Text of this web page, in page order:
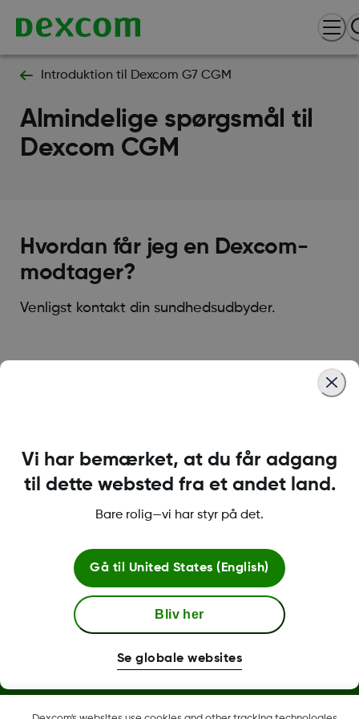
Introduktion til Dexcom G7 CGM
Almindelige spørgsmål til
Dexcom CGM
Hvordan får jeg en Dexcom-
modtager?
Venligst kontakt din sundhedsudbyder.
MAT-6365
Flere oplysninger
Vi har bemærket, at du får adgang
til dette websted fra et andet land.
Bare rolig—vi har styr på det.
Gå til United States (English)
Bliv her
Se globale websites